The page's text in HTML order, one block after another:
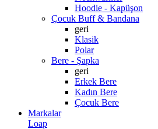
Hoodie - Kapüşon
Çocuk Buff & Bandana
geri
Klasik
Polar
Bere - Şapka
geri
Erkek Bere
Kadın Bere
Çocuk Bere
Markalar
Loap